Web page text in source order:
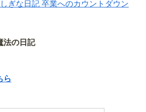
ぎな日記 卒業へのカウントダウン
の日記
ら